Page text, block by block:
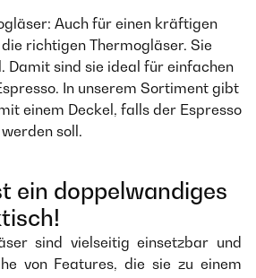
Auch für einen kräftigen
richtigen Thermogläser. Sie
Damit sind sie ideal für einfachen
In unserem Sortiment gibt
einem Deckel, falls der Espresso
soll.
ein doppelwandiges
sind vielseitig einsetzbar und
von Features, die sie zu einem